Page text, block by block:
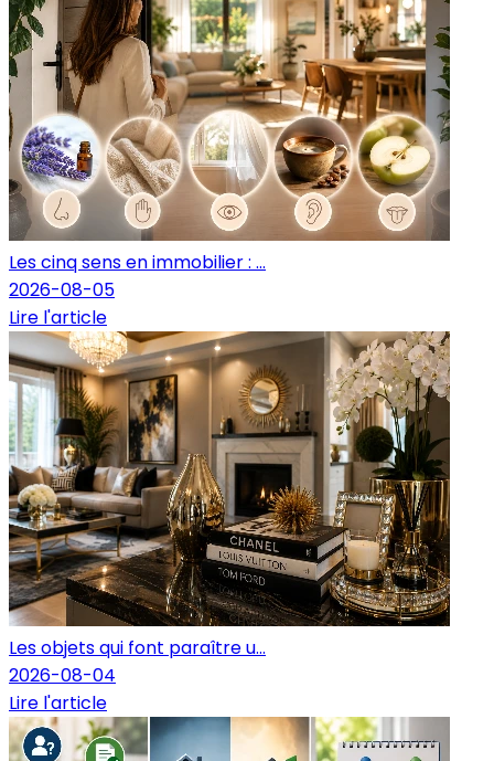
Les cinq sens en immobilier : ...
2026-08-05
Lire l'article
Les objets qui font paraître u...
2026-08-04
Lire l'article